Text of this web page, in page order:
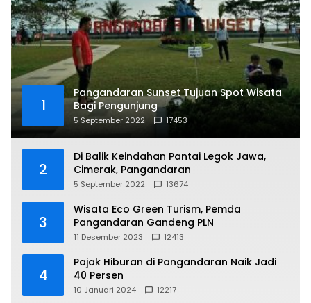
1
Pangandaran Sunset Tujuan Spot Wisata
Bagi Pengunjung
5 September 2022 17453
2
Di Balik Keindahan Pantai Legok Jawa,
Cimerak, Pangandaran
5 September 2022 13674
3
Wisata Eco Green Turism, Pemda
Pangandaran Gandeng PLN
11 Desember 2023 12413
4
Pajak Hiburan di Pangandaran Naik Jadi
40 Persen
10 Januari 2024 12217